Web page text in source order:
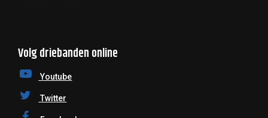
Volg driebanden online
Youtube
Twitter